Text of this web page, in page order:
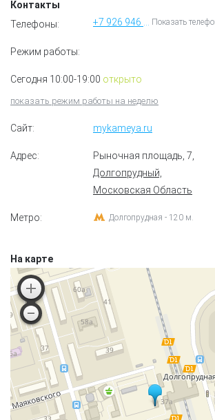
Контакты
Телефоны:
Показать
Режим работы:
Сегодня 10:00-19:00 открыто
показать режим работы на неделю
Сайт: mykameya.ru
Адрес: Рыночная площадь, 7
Долгопрудный,
Московская Область
Метро: Долгопрудная - 120 м.
На карте